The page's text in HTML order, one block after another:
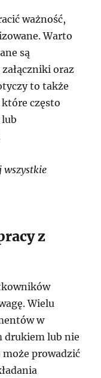
ważność,
Warto
są
oraz
to także
często
wszystkie
z
Wielu
w
drukiem lub nie
może prowadzić